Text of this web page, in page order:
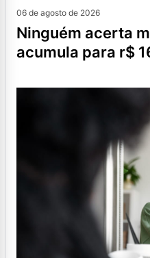
06 de agosto de 2026
ninguém acerta mega-sena; prêmio
acumula para r$